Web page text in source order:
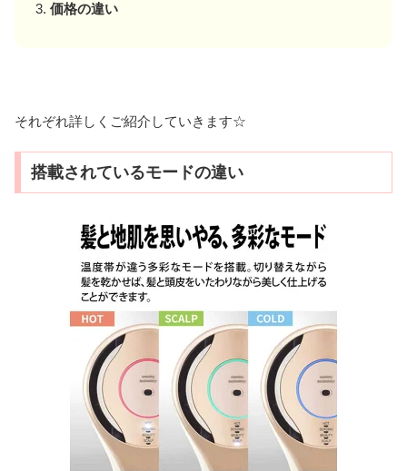
価格の違い
それぞれ詳しくご紹介していきます☆
搭載されているモードの違い